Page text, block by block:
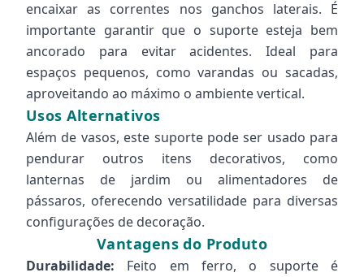
encaixar as correntes nos ganchos laterais. É
importante garantir que o suporte esteja bem
ancorado para evitar acidentes. Ideal para
espaços pequenos, como varandas ou sacadas,
aproveitando ao máximo o ambiente vertical.
Usos Alternativos
Além de vasos, este suporte pode ser usado para
pendurar outros itens decorativos, como
lanternas de jardim ou alimentadores de
pássaros, oferecendo versatilidade para diversas
configurações de decoração.
Vantagens do Produto
Durabilidade: Feito em ferro, o suporte é